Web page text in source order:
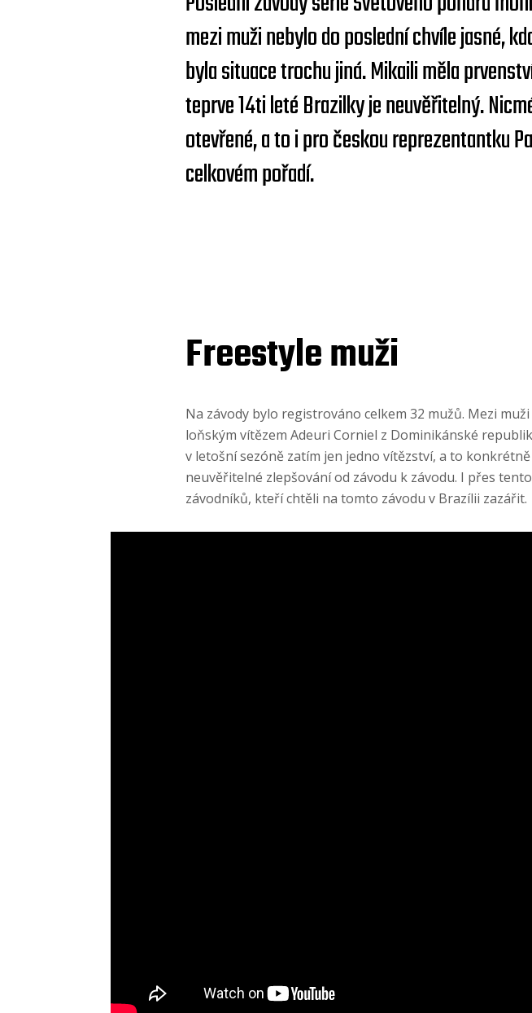
mezi muži nebylo do poslední chvíle jasné,
byla situace trochu jiná. Mikaili měla
teprve 14ti leté Brazilky je neuvěřitelný.
otevřené, a to i pro českou reprezentantku
celkovém pořadí.
Freestyle muži
Na závody bylo registrováno celkem 32 mužů. Mezi
loňským vítězem Adeuri Corniel z Dominikánské
v letošní sezóně zatím jen jedno vítězství, a to
neuvěřitelné zlepšování od závodu k závodu. I přes
závodníků, kteří chtěli na tomto závodu v Brazílii zazářit.